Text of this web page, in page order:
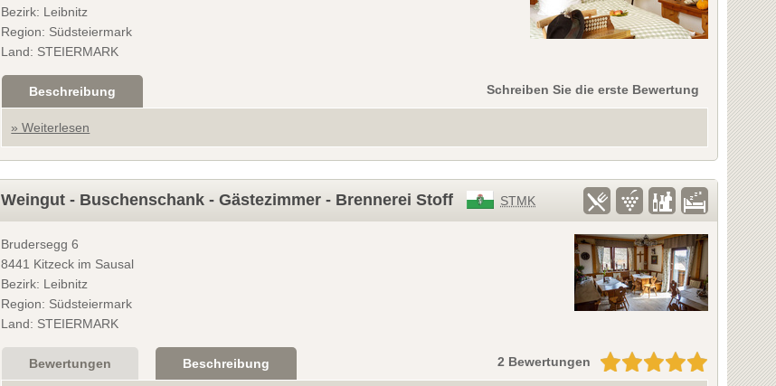
Bezirk: Leibnitz
Region: Südsteiermark
Land: STEIERMARK
Beschreibung Schreiben Sie die erste Bewertung
» Weiterlesen
Weingut - Buschenschank - Gästezimmer - Brennerei Stoff STMK
Brudersegg 6
8441 Kitzeck im Sausal
Bezirk: Leibnitz
Region: Südsteiermark
Land: STEIERMARK
Bewertungen Beschreibung 2 Bewertungen